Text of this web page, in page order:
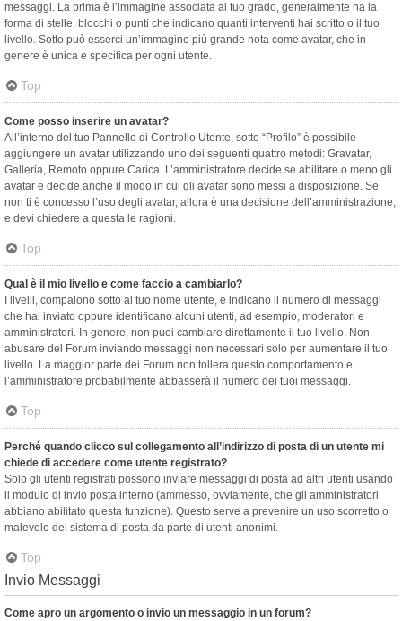
messaggi. La prima è l’immagine associata al tuo grado, generalmente ha la
forma di stelle, blocchi o punti che indicano quanti interventi hai scritto o il tuo
livello. Sotto può esserci un’immagine più grande nota come avatar, che in
genere è unica e specifica per ogni utente.
Top
Come posso inserire un avatar?
All’interno del tuo Pannello di Controllo Utente, sotto “Profilo” è possibile
aggiungere un avatar utilizzando uno dei seguenti quattro metodi: Gravatar,
Galleria, Remoto oppure Carica. L’amministratore decide se abilitare o meno gli
avatar e decide anche il modo in cui gli avatar sono messi a disposizione. Se
non ti è concesso l’uso degli avatar, allora è una decisione dell’amministrazione,
e devi chiedere a questa le ragioni.
Top
Qual è il mio livello e come faccio a cambiarlo?
I livelli, compaiono sotto al tuo nome utente, e indicano il numero di messaggi
che hai inviato oppure identificano alcuni utenti, ad esempio, moderatori e
amministratori. In genere, non puoi cambiare direttamente il tuo livello. Non
abusare del Forum inviando messaggi non necessari solo per aumentare il tuo
livello. La maggior parte dei Forum non tollera questo comportamento e
l’amministratore probabilmente abbasserà il numero dei tuoi messaggi.
Top
Perché quando clicco sul collegamento all’indirizzo di posta di un utente mi
chiede di accedere come utente registrato?
Solo gli utenti registrati possono inviare messaggi di posta ad altri utenti usando
il modulo di invio posta interno (ammesso, ovviamente, che gli amministratori
abbiano abilitato questa funzione). Questo serve a prevenire un uso scorretto o
malevolo del sistema di posta da parte di utenti anonimi.
Top
Invio Messaggi
Come apro un argomento o invio un messaggio in un forum?